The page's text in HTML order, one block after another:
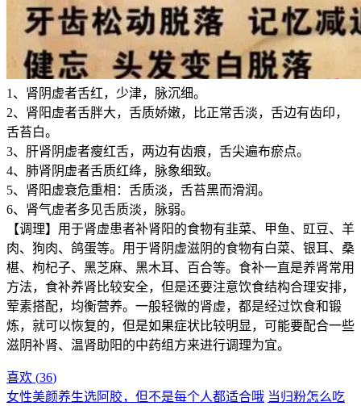
1、肾阴虚者舌红，少津，脉沉细。
2、肾阳虚者舌胖大，舌质娇嫩，比正常舌淡，舌边有齿印，
舌苔白。
3、肝肾阴虚者瘦红舌，两边有齿痕，舌尖遍布瘀点。
4、肺肾阴虚者舌质红绛，脉象细致。
5、肾阳虚衰危重相：舌质淡，舌苔黑而滑润。
6、肾气虚者多见舌质淡，脉弱。
【调理】用于肾虚患者补肾阳的食物有韭菜、甲鱼、豇豆、羊
肉、狗肉、鸽蛋等。用于肾阴虚滋阴的食物有白菜、银耳、桑
椹、枸杞子、黑芝麻、黑木耳、百合等。食补一直是养肾常用
方法，食补养肾比较安全，但是还要注意饮食结构合理安排，
荤素搭配，均衡营养。一般轻微的肾虚，都是经过饮食和锻
炼，就可以恢复的，但是如果症状比较明显，可能要配合一些
滋阴补肾、温肾助阳的中药组方来进行调理为宜。
喜欢 (36)
女性美颜养生选阿胶，但不是每个人都适合哦 当归粉怎么吃